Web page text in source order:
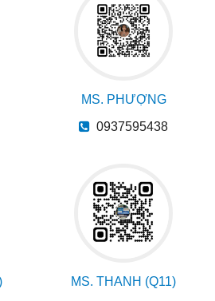
MS. PHƯỢNG
0937595438
MS. THANH (Q11)